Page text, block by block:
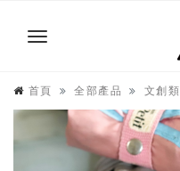
首頁 全部產品 文創類